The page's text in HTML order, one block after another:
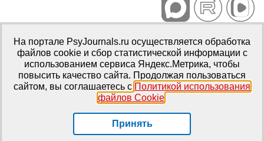
Портал психологических изданий PsyJournals.ru, 2007–2026
Правила использования материалов
Свидетельство регистрации СМИЭл № ФС77-66447 от 14 июля
2016 г.
Издатель: ФГБОУ ВО МГППУ
На портале PsyJournals.ru осуществляется обработка
файлов cookie и сбор статистической информации с
использованием сервиса Яндекс.Метрика, чтобы
повысить качество сайта. Продолжая пользоваться
сайтом, вы соглашаетесь с Политикой использования
файлов Cookie.
Принять